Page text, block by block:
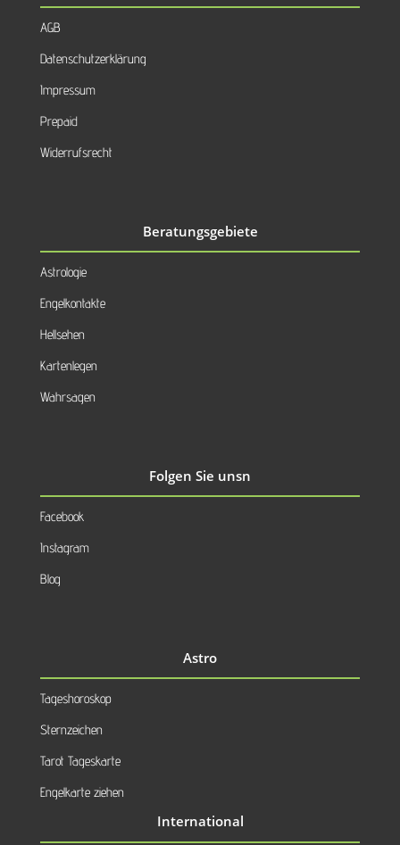
AGB
Datenschutzerklärung
Impressum
Prepaid
Widerrufsrecht
Beratungsgebiete
Astrologie
Engelkontakte
Hellsehen
Kartenlegen
Wahrsagen
Folgen Sie unsn
Facebook
Instagram
Blog
Astro
Tageshoroskop
Sternzeichen
Tarot Tageskarte
Engelkarte ziehen
International